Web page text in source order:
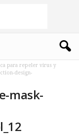
para repeler virus y
design-
mask-